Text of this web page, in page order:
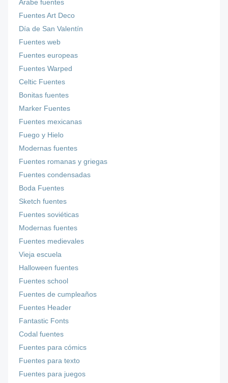
Árabe fuentes
Fuentes Art Deco
Día de San Valentín
Fuentes web
Fuentes europeas
Fuentes Warped
Celtic Fuentes
Bonitas fuentes
Marker Fuentes
Fuentes mexicanas
Fuego y Hielo
Modernas fuentes
Fuentes romanas y griegas
Fuentes condensadas
Boda Fuentes
Sketch fuentes
Fuentes soviéticas
Modernas fuentes
Fuentes medievales
Vieja escuela
Halloween fuentes
Fuentes school
Fuentes de cumpleaños
Fuentes Header
Fantastic Fonts
Codal fuentes
Fuentes para cómics
Fuentes para texto
Fuentes para juegos